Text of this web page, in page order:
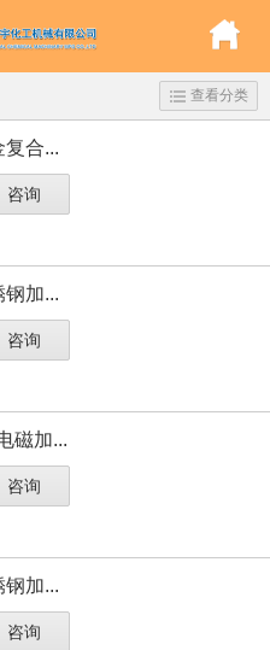
查看分类
合...
咨询
加...
咨询
磁加...
咨询
加...
咨询